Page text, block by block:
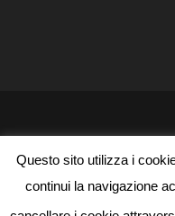
Questo sito utilizza i
continui la navigazione